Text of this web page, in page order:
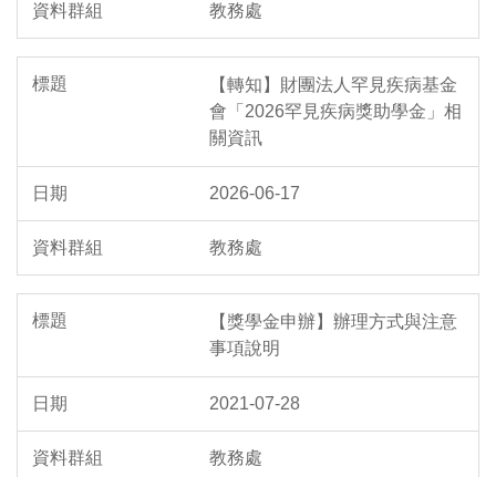
教務處
【轉知】財團法人罕見疾病基金
會「2026罕見疾病獎助學金」相
關資訊
2026-06-17
教務處
【獎學金申辦】辦理方式與注意
事項說明
2021-07-28
教務處